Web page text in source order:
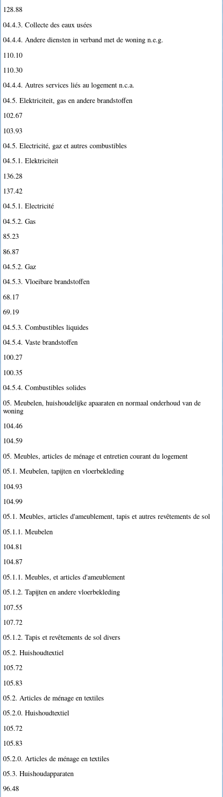
128.88
04.4.3. Collecte des eaux usées
04.4.4. Andere diensten in verband met de woning n.e.g.
110.10
110.30
04.4.4. Autres services liés au logement n.c.a.
04.5. Elektriciteit, gas en andere brandstoffen
102.67
103.93
04.5. Electricité, gaz et autres combustibles
04.5.1. Elektriciteit
136.28
137.42
04.5.1. Electricité
04.5.2. Gas
85.23
86.87
04.5.2. Gaz
04.5.3. Vloeibare brandstoffen
68.17
69.19
04.5.3. Combustibles liquides
04.5.4. Vaste brandstoffen
100.27
100.35
04.5.4. Combustibles solides
05. Meubelen, huishoudelijke apaaraten en normaal onderhoud van de
woning
104.46
104.59
05. Meubles, articles de ménage et entretien courant du logement
05.1. Meubelen, tapijten en vloerbekleding
104.93
104.99
05.1. Meubles, articles d'ameublement, tapis et autres revêtements de sol
05.1.1. Meubelen
104.81
104.87
05.1.1. Meubles, et articles d'ameublement
05.1.2. Tapijten en andere vloerbekleding
107.55
107.72
05.1.2. Tapis et revêtements de sol divers
05.2. Huishoudtextiel
105.72
105.83
05.2. Articles de ménage en textiles
05.2.0. Huishoudtextiel
105.72
105.83
05.2.0. Articles de ménage en textiles
05.3. Huishoudapparaten
96.48